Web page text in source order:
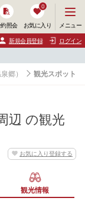
照会 お気に入り
0
ニ
ュ
ー
開
く
メニュー
新規会員登録 ログイン
郷） 観光スポット
辺 の観光
お気に入り登録する
観光情報